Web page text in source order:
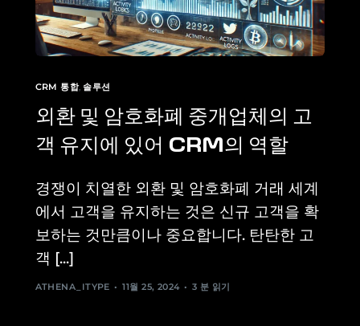
CRM 통합,솔루션
외환 및 암호화폐 중개업체의 고
객 유지에 있어 CRM의 역할
경쟁이 치열한 외환 및 암호화폐 거래 세계
에서 고객을 유지하는 것은 신규 고객을 확
보하는 것만큼이나 중요합니다. 탄탄한 고
객 [...]
ATHENA_ITYPE 11월 25, 2024 3 분 읽기